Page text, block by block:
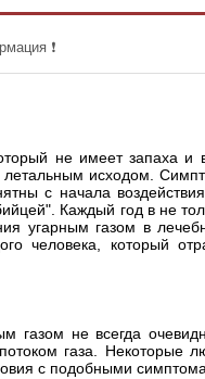
❗
не имеет запаха и
летальным исходом.
с начала
Каждый год в не
угарным газом в
человека, который
газом не всегда
газа. Некоторые
с подобными